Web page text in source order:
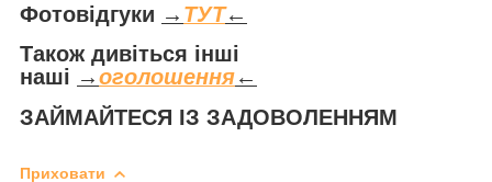
Фотовідгуки → ТУТ←
Також дивіться інші
наші →оголошення←
ЗАЙМАЙТЕСЯ ІЗ ЗАДОВОЛЕННЯМ
Приховати